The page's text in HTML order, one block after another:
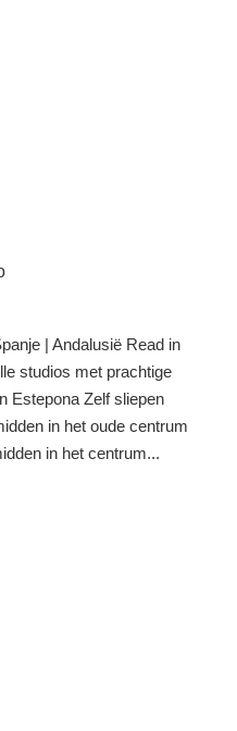
| Andalusië Read in
studios met prachtige
Estepona Zelf sliepen
in het oude centrum
in het centrum...